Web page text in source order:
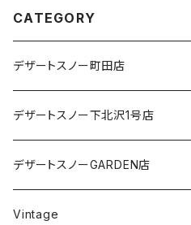
CATEGORY
デザートスノー町田店
デザートスノー下北沢1号店
デザートスノーGARDEN店
Vintage